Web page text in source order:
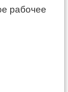
рабочее